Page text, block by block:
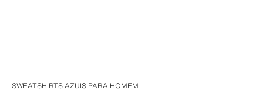
SWEATSHIRTS AZUIS PARA HOMEM